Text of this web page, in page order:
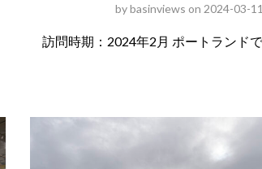
bybasinviews on 2024-03-11
訪問時期：2024年2月 ポートランド